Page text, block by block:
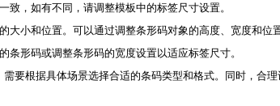
，如有不同，请调整模板中的标签尺寸设置。
小和位置。可以通过调整条形码对象的高度、宽度和位
形码或调整条形码的宽度设置以适应标签尺寸。
要根据具体场景选择合适的条码类型和格式。同时，合